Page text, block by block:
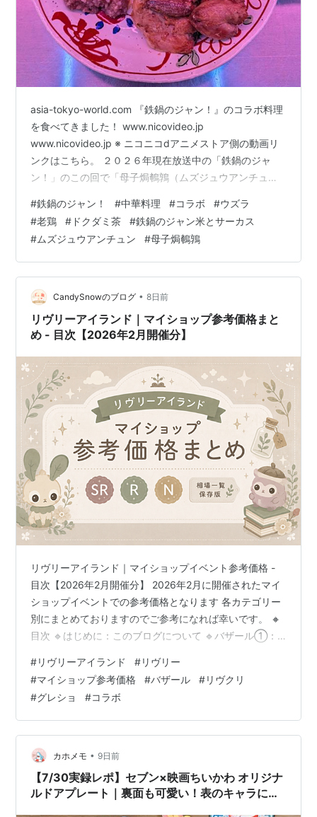
asia-tokyo-world.com 『鉄鍋のジャン！』のコラボ料理
を食べてきました！ www.nicovideo.jp
www.nicovideo.jp ※ ニコニコdアニメストア側の動画リ
ンクはこちら。 ２０２６年現在放送中の「鉄鍋のジャ
ン！」のこの回で「母子焗鵪鶉（ムズジュウアンチュ
ボで食べられると見かけて興味が出て思わず行ってきま
した！ 老鶏の腹に高菜と赤飯とウズラを詰めてじっくり
焼き上げる料理らしいのですが材料を揃えられたとして
も自宅で料理するとか絶対無理なのでこういうのが味わ
えるのはとても嬉しいです。 コラボしているお店は「鳥
獣…
#鉄鍋のジャン！ #中華料理 #コラボ #ウズラ
#老鶏 # ドクダミ茶 #鉄鍋のジャン米とサーカス
#ムズジュウアンチュン #母子焗鵪鶉
CandySnowのブログ • 8日前
リヴリーアイランド｜マイショップ参考価格まと
め - 目次【2026年2月開催分】
リヴリーアイランド｜マイショップイベント参考価格 -
目次【2026年2月開催分】 2026年2月に開催されたマイ
ショップイベントでの参考価格となります 各カテゴリー
別にまとめておりますのでご参考になれば幸いです。 🔸
目次 🔹はじめに：このブログについて 🔹バザール①：
ザール③：桜舞う花あかりの島 🔹バザール④：七惑星
の錬金室 🔹バザール⑤：聖なる森のクリスマス 🔹バザ
ール⑥：秘密の薔薇の園 🔹リヴクリ①：第1回リヴリー
クリエイターズウィーク 🔹リヴクリ②：第2回リヴリー
クリエイターズウィーク 🔹リヴクリ③：第3回リヴリー
クリエイターズウィー…
#リヴリーアイランド #リヴリー
#マイショップ参考価格 #バザール #リヴクリ
#グレショ #コラボ
カホメモ • 9日前
【7/30実録レポ】セブン×映画ちいかわ オリジナ
ルドアプレート｜裏面も可愛い！表のキャラに合